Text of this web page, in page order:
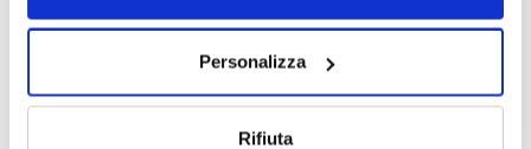
Personalizza
Rifiuta
DALLE AZIENDENotizie sponsorizzate
partecipazione alla Convention degli
intermediari partner 2026